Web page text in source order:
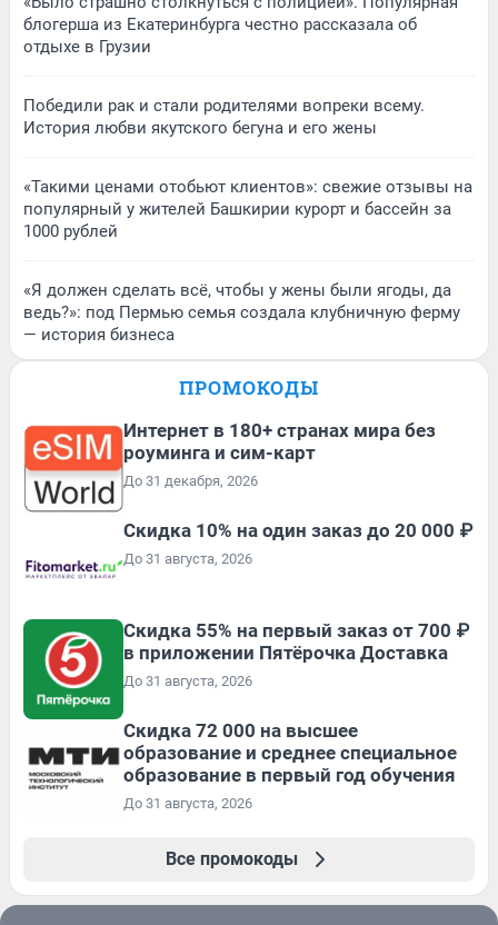
блогерша из Екатеринбурга честно рассказала об
отдыхе в Грузии
Победили рак и стали родителями вопреки всему.
История любви якутского бегуна и его жены
«Такими ценами отобьют клиентов»: свежие отзывы на
популярный у жителей Башкирии курорт и бассейн за
1000 рублей
«Я должен сделать всё, чтобы у жены были ягоды, да
ведь?»: под Пермью семья создала клубничную ферму
— история бизнеса
ПРОМОКОДЫ
Интернет в 180+ странах мира без
роуминга и сим-карт
До 31 декабря, 2026
Скидка 10% на один заказ до 20 000 ₽
До 31 августа, 2026
Скидка 55% на первый заказ от 700 ₽
в приложении Пятёрочка Доставка
До 31 августа, 2026
Скидка 72 000 на высшее
образование и среднее специальное
образование в первый год обучения
До 31 августа, 2026
Все промокоды